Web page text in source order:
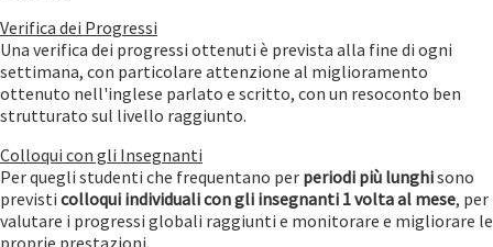
Verifica dei Progressi
Una verifica dei progressi ottenuti è prevista alla fine di ogni
settimana, con particolare attenzione al miglioramento
ottenuto nell'inglese parlato e scritto, con un resoconto ben
strutturato sul livello raggiunto.
Colloqui con gli Insegnanti
Per quegli studenti che frequentano per periodi più lunghisono
previsti colloqui individuali con gli insegnanti 1 volta al mese, per
valutare i progressi globali raggiunti e monitorare e migliorare le
proprie prestazioni.